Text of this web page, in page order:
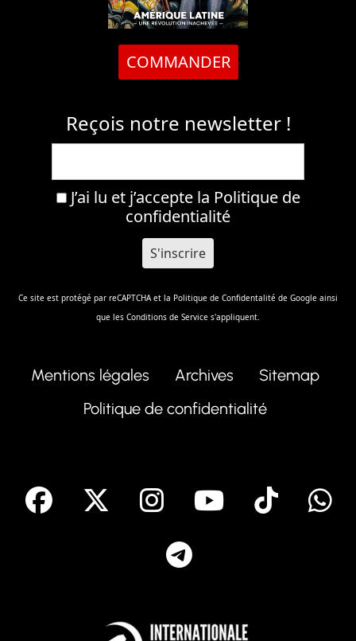
COMMANDER
Reçois notre newsletter !
J’ai lu et j’accepte la Politique de
confidentialité
Ce site est protégé par reCAPTCHA et la Politique de Confidentalité de Google ainsi
que les Conditions de Service s'appliquent.
Mentions légales Archives
Sitemap
Politique de confidentialité
facebook Instagram
Youtube
Tik